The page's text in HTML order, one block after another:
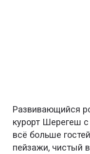
Развивающийся
курорт Шерегеш
всё больше
пейзажи, чистый